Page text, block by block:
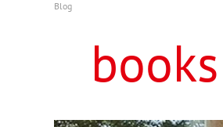
Blog